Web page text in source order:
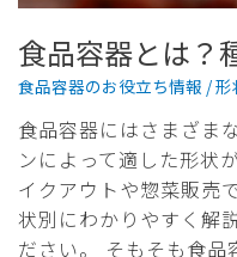
食品容器とは？
食品容器のお役立ち情報 /形
食品容器にはさまざま
ンによって適した形状
イクアウトや惣菜販売
状別にわかりやすく解
ださい。 そもそも食